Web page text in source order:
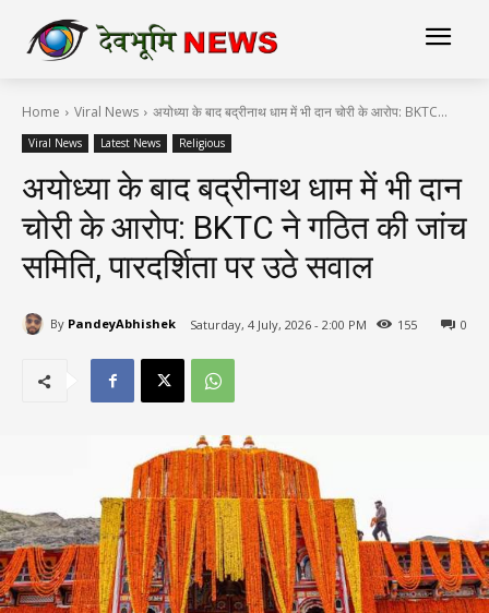
Home Viral News अयोध्या के बाद बद्रीनाथ धाम में भी दान चोरी के आरोप: BKTC...
Viral News Latest News Religious
अयोध्या के बाद बद्रीनाथ धाम में भी दान
चोरी के आरोप: BKTC ने गठित की जांच
समिति, पारदर्शिता पर उठे सवाल
By PandeyAbhishek Saturday, 4 July, 2026 - 2:00 PM 0
155